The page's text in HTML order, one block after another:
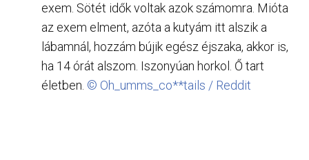
exem. Sötét idők voltak azok számomra. Mióta
az exem elment, azóta a kutyám itt alszik a
lábamnál, hozzám bújik egész éjszaka, akkor is,
ha 14 órát alszom. Iszonyúan horkol. Ő tart
életben. © Oh_umms_co**tails / Reddit